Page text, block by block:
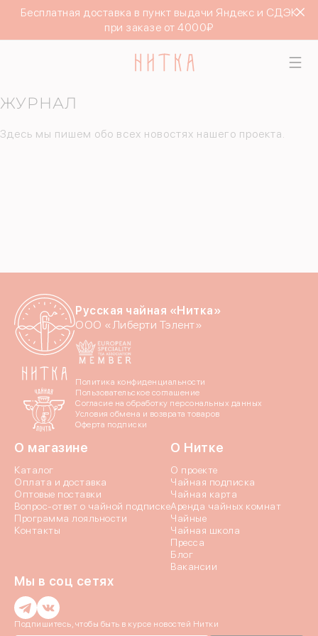
Бесплатная доставка в пункт выдачи Яндекс и СДЭК
при заказе от 4000₽
ЖУРНАЛ
Здесь мы пишем обо всех новостях нашего проекта.
Русская чайная «Нитка»
ООО «Либерти Тэлент»
Политика конфиденциальности
Пользовательское соглашение
Согласие на обработку персональных данных
Условия обмена и возврата товаров
Оферта подписки
О магазине
Каталог
Оплата и доставка
Оптовые поставки
Вопрос-ответ о чайной подписке
Программа лояльности
Контакты
О Нитке
О проекте
Чайная подписка
Чайная карта
Аренда чайных комнат
Чайные
Чайная школа
Пресса
Блог
Вакансии
Мы в соц сетях
Подпишитесь, чтобы быть в курсе новостей Нитки
По номеру телефона
Яндекс ID
Введите свой номер